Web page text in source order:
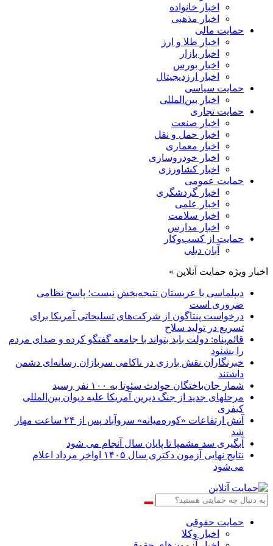
اخبار خانواده
اخبار مذهبی
حمایت مالی
اخبار طلا و ارز
اخبار بازار
اخبار بورس
اخبار ارزدیجیتال
حمایت سیاسی
اخبار بین‌المللی
حمایت تجاری
اخبار صنعت
اخبار حمل و نقل
اخبار معماری
اخبار خودروسازی
اخبار کشاورزی
حمایت عمومی
اخبار گردشگری
اخبار علمی
اخبار سلامت
اخبار مدارس
حمایت از کسب‌وکار
آبان دیلی
اخبار ویژه حمایت آنلاین »
دیپلماسی با عربستان نتیجه‌بخش نیست؛ پاسخ نظامی
ضروری است
درخواست پنتاگون از شرکت‌های تسلیحاتی آمریکا برای
تسریع در تولید سلاح
قائم‌پناه: دولت باید بتواند با جامعه گفتگو کرده و صدای مردم
را بشنود
خبرنگاران نقش بارزی در ناکامی سربازان رسانه‌ای دشمن
داشتند
شمار جان‌باختگان حوادث سئوتا به ۱۰۰ نفر رسید
مرحله‎ای جدید از جنگ دیرین آمریکا علیه دیوان بین‌المللی
کیفری
آتش ارتفاعات «کوره‌میانه» سروآباد پس از ۲۴ ساعت مهار
شد
آبگیری سد مشمپا تا پایان سال آنجام می شود
نتایج نهایی آزمون دکتری سال ۱۴۰۵ اواخر مرداد اعلام
می‌شود
حمایت حقوقی
اخبار وکلا